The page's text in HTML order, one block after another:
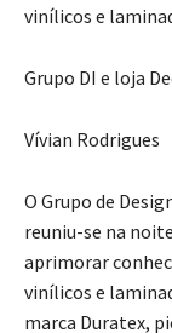
vinílicos e
Grupo DI e loja
Vívian Rodrigues
O Grupo de
reuniu-se na
aprimorar
vinílicos e
marca Duratex,